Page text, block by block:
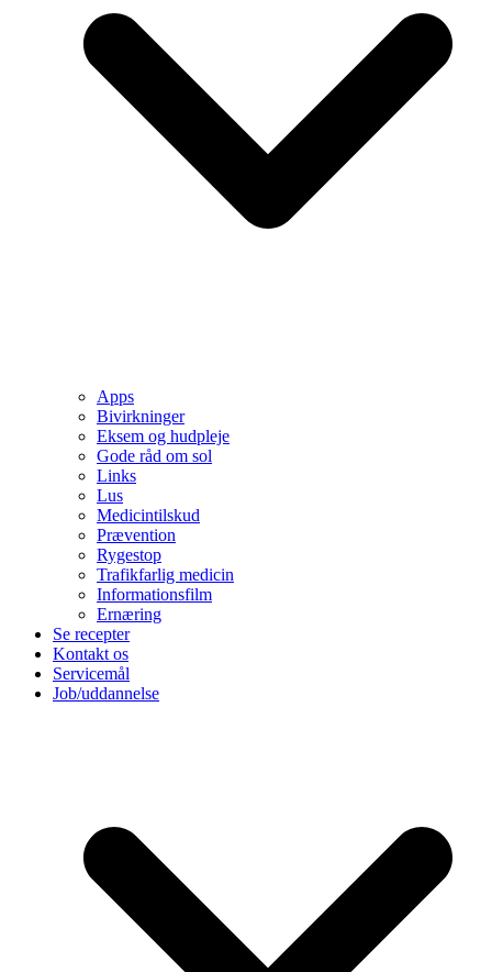
Apps
Bivirkninger
Eksem og hudpleje
Gode råd om sol
Links
Lus
Medicintilskud
Prævention
Rygestop
Trafikfarlig medicin
Informationsfilm
Ernæring
Se recepter
Kontakt os
Servicemål
Job/uddannelse